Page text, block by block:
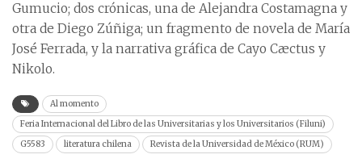
Gumucio; dos crónicas, una de Alejandra Costamagna y
otra de Diego Zúñiga; un fragmento de novela de María
José Ferrada, y la narrativa gráfica de Cayo Cæctus y
Nikolo.
Al momento
Feria Internacional del Libro de las Universitarias y los Universitarios (Filuni)
G5583
literatura chilena Revista de la Universidad de México (RUM)